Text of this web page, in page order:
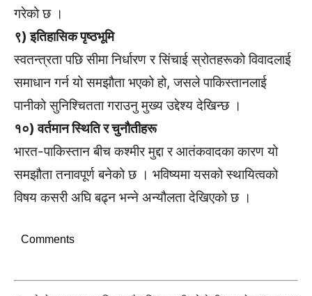
गरेको छ ।
९) इतिहासिक पृष्ठभूमि
स्वतन्त्रता पछि सीमा निर्धारण र सिंचाई स्रोतहरूको विवादलाई
समाधान गर्न यो समझौता भएको हो, जसले पाकिस्तानलाई
पानीको सुनिश्चितता गराउनु मुख्य उद्देश्य देखिन्छ ।
१०) वर्तमान स्थिति र चुनौतीहरू
भारत-पाकिस्तान बीच कश्मीर मुद्दा र आतंकवादका कारण यो
समझौता तनावपूर्ण बनेको छ । भविष्यमा यसको स्थायित्वको
विषय कसरी अघि बढ्न भन्ने अन्यौलता देखिएको छ ।
Comments